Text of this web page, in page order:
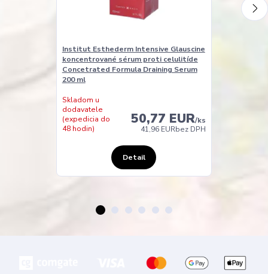
Institut Esthederm Intensive Glauscine
koncentrované sérum proti celulitíde
Concetrated Formula Draining Serum
200 ml
50,77 EUR/ks
41,96 EURbez DPH
Skladom u
dodavatele
(expedicia do
48 hodin)
Detail